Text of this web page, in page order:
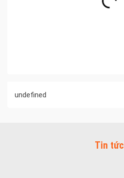
undefined
Tin tức